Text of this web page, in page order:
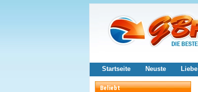
Startseite Neuste Liebe
Beliebt